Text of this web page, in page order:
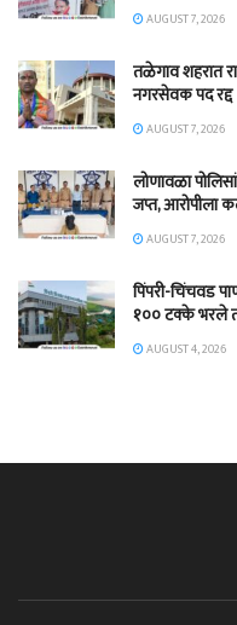
AUGUST 7, 2026
तळेगाव शहरात
नगरसेवक पद रद्द
AUGUST 7, 2026
लोणावळा
जप्त, आरोपीला
AUGUST 7, 2026
पिंपरी-चिंचवड
१०० टक्के भरले
AUGUST 4, 2026